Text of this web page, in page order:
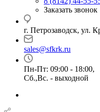
Заказать звонок
г. Петрозаводск, ул.
sales@sfkrk.ru
Пн-Пт: 09:00 - 18:00,
Сб.,Вс. - выходной